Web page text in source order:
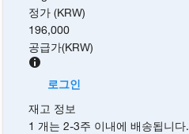
정가 (KRW)
196,000
공급가(KRW)
로그인
재고 정보
1 개는 2-3주 이내에 배송됩니다.